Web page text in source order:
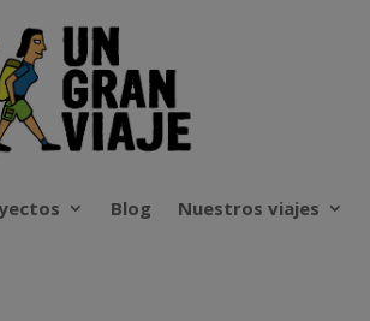
Blog Nuestros viajes